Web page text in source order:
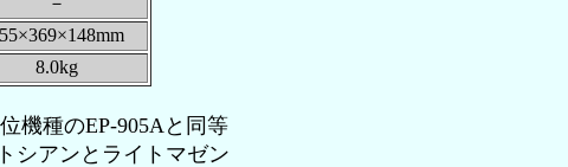
8.0kg
機種のEP-905Aと同等
シアンとライトマゼン